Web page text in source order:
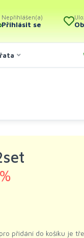
Nepřihlášen(a)
Přihlásit se
přidání do košíku je